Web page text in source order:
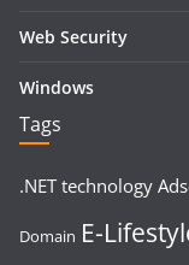
Web Security
Windows
Tags
.NET technology
Domain E-